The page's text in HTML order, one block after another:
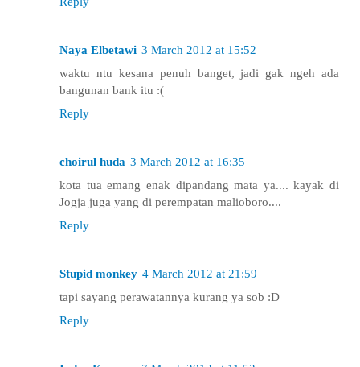
Naya Elbetawi 3 March 2012 at 15:52
waktu ntu kesana penuh banget, jadi gak ngeh ada
bangunan bank itu :(
Reply
choirul huda 3 March 2012 at 16:35
kota tua emang enak dipandang mata ya.... kayak di
Jogja juga yang di perempatan malioboro....
Reply
Stupid monkey 4 March 2012 at 21:59
tapi sayang perawatannya kurang ya sob :D
Reply